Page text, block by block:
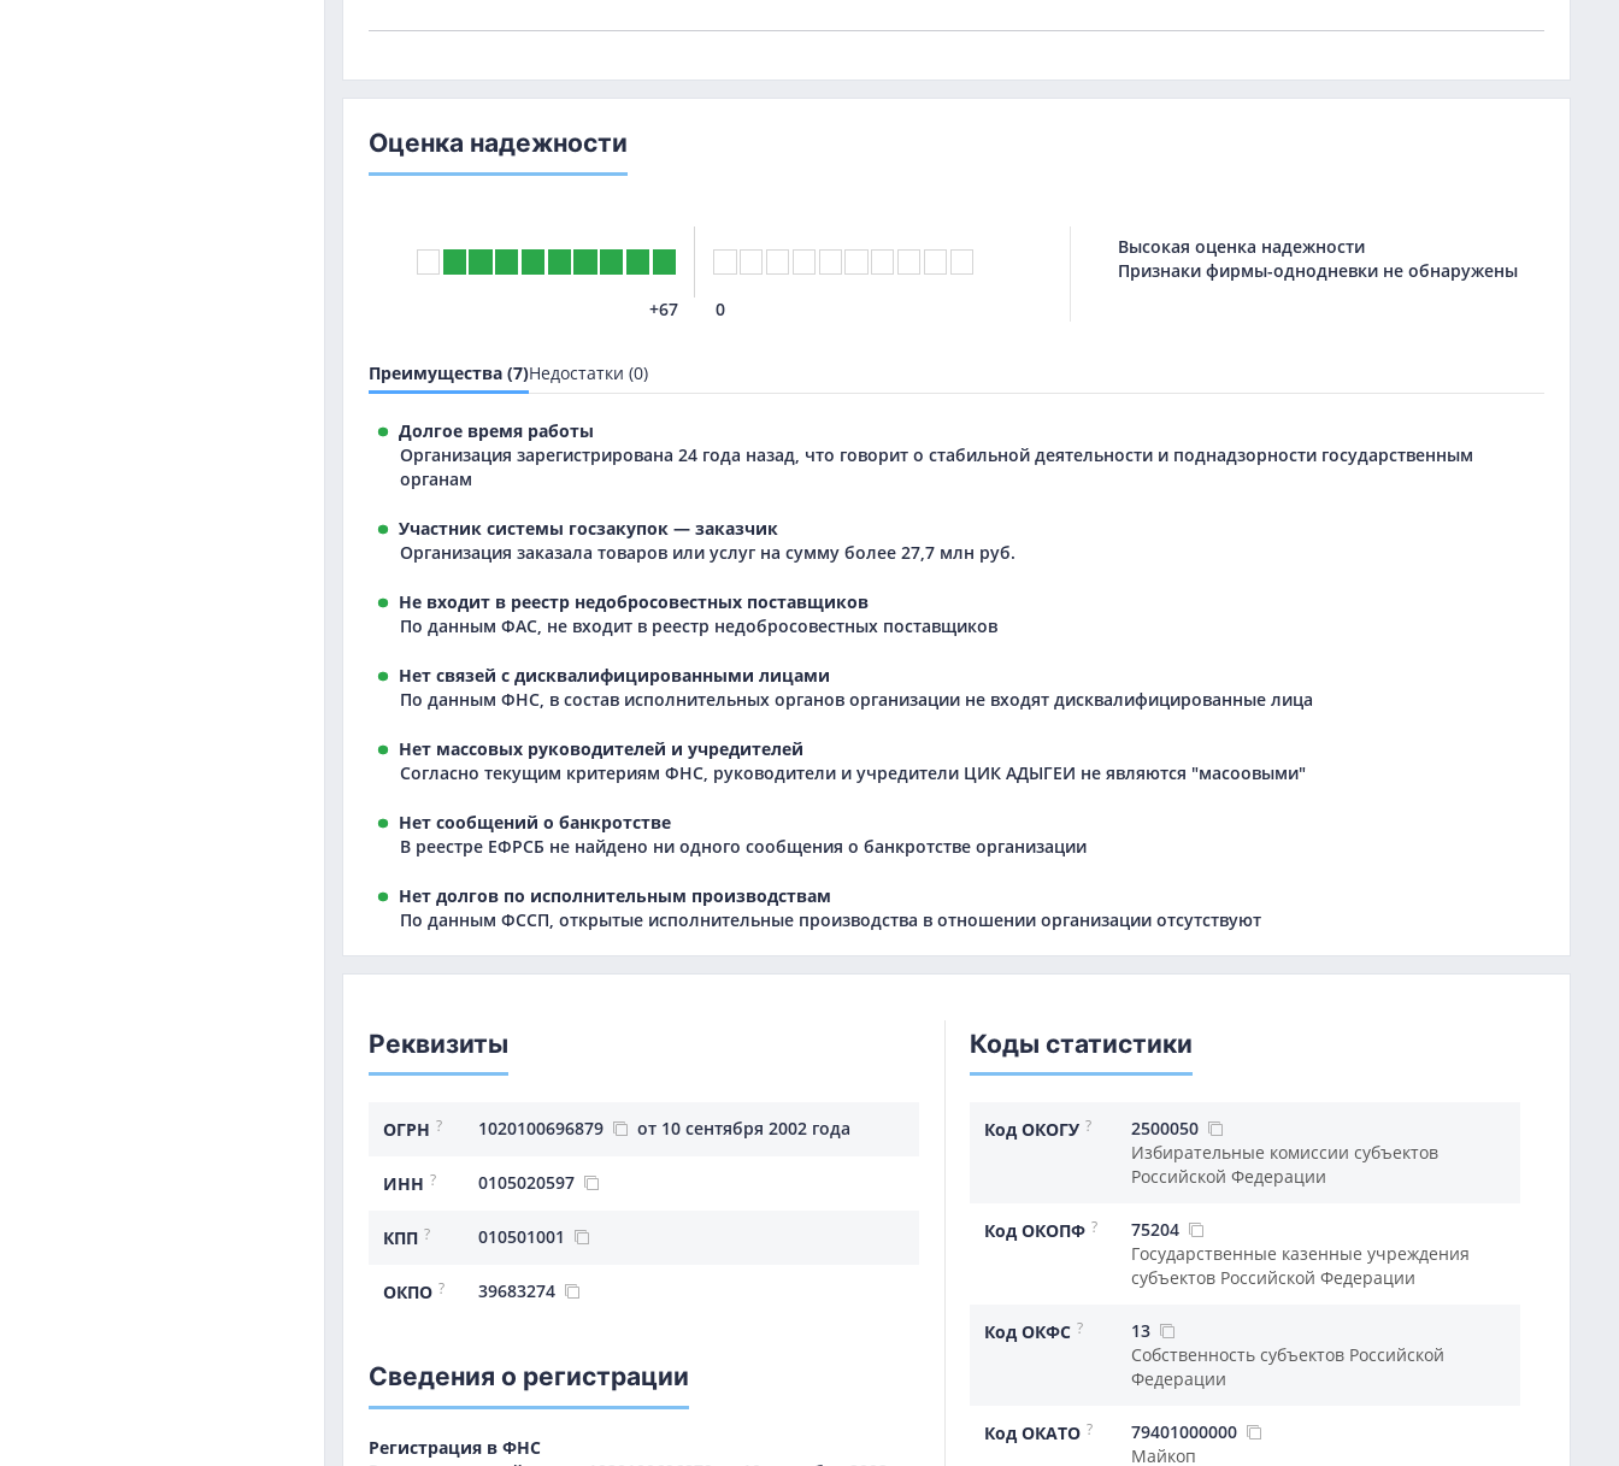
Оценка надежности
+67 0
Высокая оценка надежности
Признаки фирмы-однодневки не обнаружены
Преимущества (7)Недостатки (0)
Долгое время работы
Организация зарегистрирована 24 года назад, что говорит о стабильной деятельности и поднадзорности государственным
органам
Участник системы госзакупок — заказчик
Организация заказала товаров или услуг на сумму более 27,7 млн руб.
Не входит в реестр недобросовестных поставщиков
По данным ФАС, не входит в реестр недобросовестных поставщиков
Нет связей с дисквалифицированными лицами
По данным ФНС, в состав исполнительных органов организации не входят дисквалифицированные лица
Нет массовых руководителей и учредителей
Согласно текущим критериям ФНС, руководители и учредители ЦИК АДЫГЕИ не являются "масоовыми"
Нет сообщений о банкротстве
В реестре ЕФРСБ не найдено ни одного сообщения о банкротстве организации
Нет долгов по исполнительным производствам
По данным ФССП, открытые исполнительные производства в отношении организации отсутствуют
Реквизиты
ОГРН ? 1020100696879 от 10 сентября 2002 года
ИНН ? 0105020597
КПП ? 010501001
ОКПО ? 39683274
Сведения о регистрации
Регистрация в ФНС
Коды статистики
Код ОКОГУ ?
2500050
Избирательные комиссии субъектов
Российской Федерации
Код ОКОПФ ?
75204
Государственные казенные учреждения
субъектов Российской Федерации
Код ОКФС ?
13
Собственность субъектов Российской
Федерации
Код ОКАТО ?
79401000000
Майкоп